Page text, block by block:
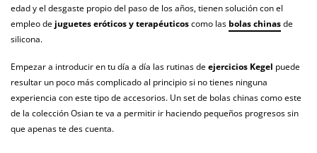
edad y el desgaste propio del paso de los años, tienen solución con el
empleo de juguetes eróticos y terapéuticoscomo las bolas chinasde
silicona.
Empezar a introducir en tu día a día las rutinas deejercicios Kegel puede
resultar un poco más complicado al principio si no tienes ninguna
experiencia con este tipo de accesorios. Un set de bolas chinas como este
de la colección Osian te va a permitir ir haciendo pequeños progresos sin
que apenas te des cuenta.